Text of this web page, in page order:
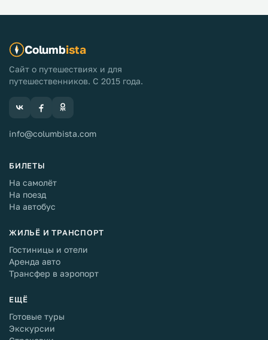
Columbista
Сайт о путешествиях и для
путешественников. С 2015 года.
info@columbista.com
БИЛЕТЫ
На самолёт
На поезд
На автобус
ЖИЛЬЁ И ТРАНСПОРТ
Гостиницы и отели
Аренда авто
Трансфер в аэропорт
ЕЩЁ
Готовые туры
Экскурсии